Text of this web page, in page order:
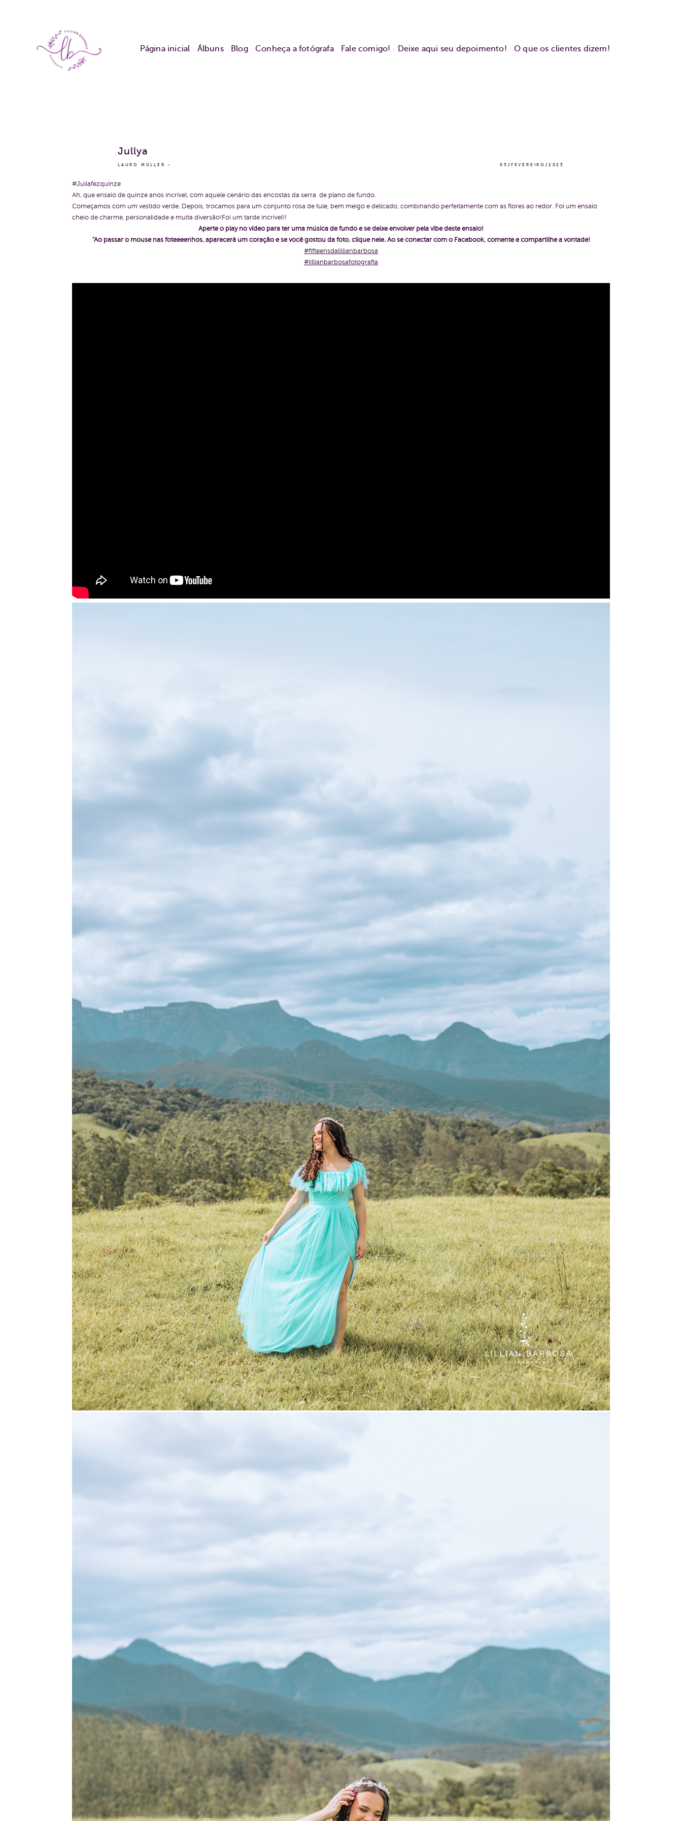
Página inicial Álbuns Blog Conheça a fotógrafa Fale comigo! Deixe aqui seu depoimento! O que os clientes dizem!
LAURO MÜLLER 05/FEVEREIRO/2025
Jullya
#Juliafezquinze
Ah, que ensaio de quinze anos incrível, com aquele cenário das encostas da serra de plano de fundo.
Começamos com um vestido verde. Depois, trocamos para um conjunto rosa de tule, bem meigo e delicado, combinando perfeitamente com as flores ao redor. Foi um ensaio
cheio de charme, personalidade e muita diversão!Foi um tarde incrível!!
Aperte o play no vídeo para ter uma música de fundo e se deixe envolver pela vibe deste ensaio!
"Ao passar o mouse nas foteeeenhos, aparecerá um coração e se você gostou da foto, clique nele. Ao se conectar com o Facebook, comente e compartilhe a vontade!
#fifteensdalillianbarbosa
#lillianbarbosafotografia